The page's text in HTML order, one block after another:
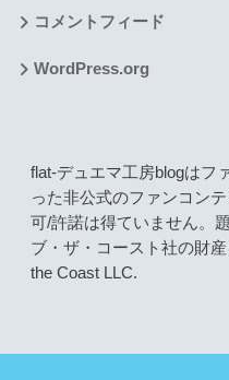
コメントフィード
WordPress.org
flat-デュエマ工房blogはフ
った非公式のファンコン
可/許諾は得ていません。
ブ・ザ・コースト社の財
the Coast LLC.